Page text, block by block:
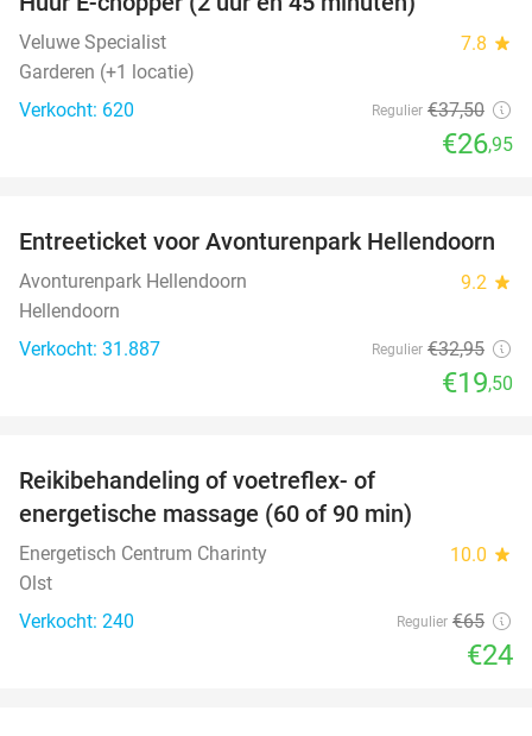
Veluwe Specialist 7.8 star
Garderen (+1 locatie)
Verkocht: 620
Regulier €37,50
€26,95
41%
Entreeticket voor Avonturenpark Hellendoorn
Avonturenpark Hellendoorn 9.2 star
Hellendoorn
Verkocht: 31.887
Regulier €32,95
€19,50
OUT
Reikibehandeling of voetreflex- of
energetische massage (60 of 90 min)
Energetisch Centrum Charinty 10.0 star
Olst
Verkocht: 240
Regulier €65
€24